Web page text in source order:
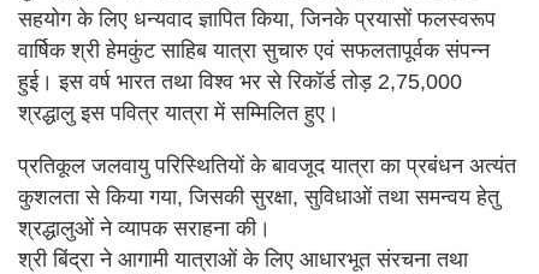
सहयोग के लिए धन्यवाद ज्ञापित किया, जिनके प्रयासों फलस्वरूप
वार्षिक श्री हेमकुंट साहिब यात्रा सुचारु एवं सफलतापूर्वक संपन्न
हुई। इस वर्ष भारत तथा विश्व भर से रिकॉर्ड तोड़ 2,75,000
श्रद्धालु इस पवित्र यात्रा में सम्मिलित हुए।
प्रतिकूल जलवायु परिस्थितियों के बावजूद यात्रा का प्रबंधन अत्यंत
कुशलता से किया गया, जिसकी सुरक्षा, सुविधाओं तथा समन्वय हेतु
श्रद्धालुओं ने व्यापक सराहना की।
श्री बिंद्रा ने आगामी यात्राओं के लिए आधारभूत संरचना तथा